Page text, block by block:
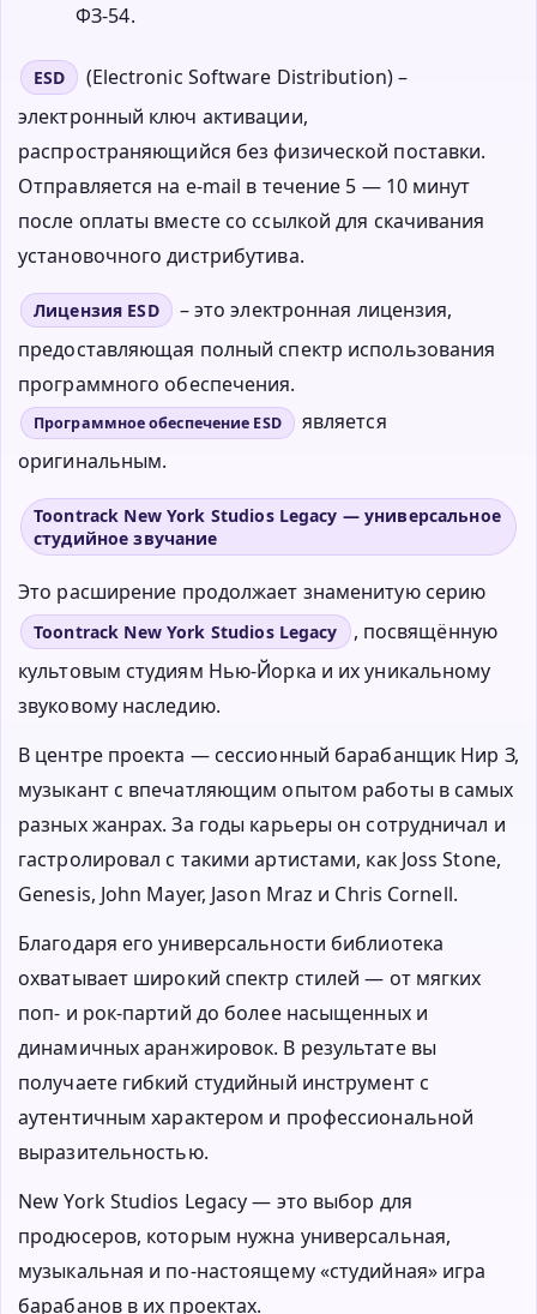
ФЗ-54.
ESD
(Electronic Software Distribution) –
электронный ключ активации,
распространяющийся без физической поставки.
Отправляется на e-mail в течение 5 — 10 минут
после оплаты вместе со ссылкой для скачивания
установочного дистрибутива.
Лицензия ESD
– это электронная лицензия,
предоставляющая полный спектр использования
программного обеспечения.
Программное обеспечение ESD
является
оригинальным.
Toontrack New York Studios Legacy — универсальное
студийное звучание
Это расширение продолжает знаменитую серию
Toontrack New York Studios Legacy
, посвящённую
культовым студиям Нью-Йорка и их уникальному
звуковому наследию.
В центре проекта — сессионный барабанщик Нир З,
музыкант с впечатляющим опытом работы в самых
разных жанрах. За годы карьеры он сотрудничал и
гастролировал с такими артистами, как Joss Stone,
Genesis, John Mayer, Jason Mraz и Chris Cornell.
Благодаря его универсальности библиотека
охватывает широкий спектр стилей — от мягких
поп- и рок-партий до более насыщенных и
динамичных аранжировок. В результате вы
получаете гибкий студийный инструмент с
аутентичным характером и профессиональной
выразительностью.
New York Studios Legacy — это выбор для
продюсеров, которым нужна универсальная,
музыкальная и по-настоящему «студийная» игра
барабанов в их проектах.